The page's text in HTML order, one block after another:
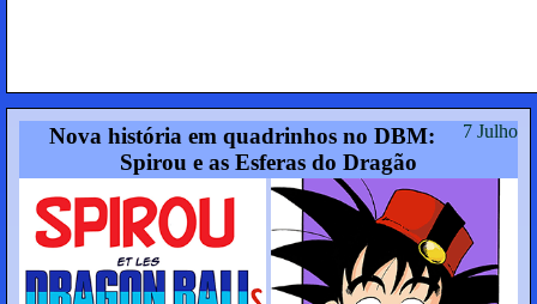
7 Julho
Nova história em quadrinhos no DBM:
Spirou e as Esferas do Dragão